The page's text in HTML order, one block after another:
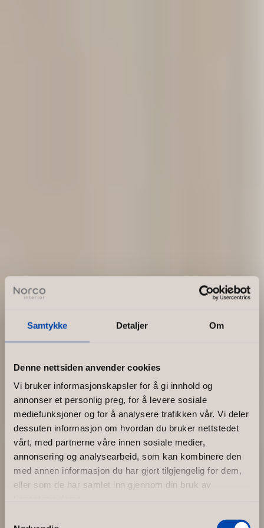
Samtykke Detaljer Om
Denne nettsiden anvender cookies
Vi bruker informasjonskapsler for å gi innhold og
annonser et personlig preg, for å levere sosiale
mediefunksjoner og for å analysere trafikken vår. Vi deler
dessuten informasjon om hvordan du bruker nettstedet
vårt, med partnerne våre innen sosiale medier,
annonsering og analysearbeid, som kan kombinere den
med annen informasjon du har gjort tilgjengelig for dem,
eller som de har samlet inn gjennom din bruk av